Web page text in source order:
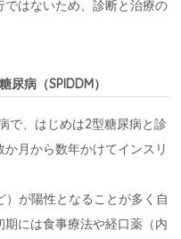
はないため、診断と治療の
尿病（SPIDDM）
で、はじめは2型糖尿病と診
月から数年かけてインスリ
）が陽性となることが多く自
には食事療法や経口薬（内